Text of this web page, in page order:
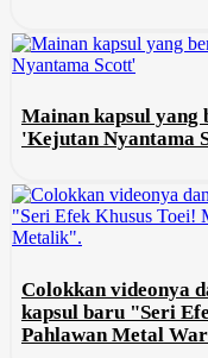
Mainan kapsul yang
'Kejutan Nyantama
Colokkan videonya
kapsul baru "Seri
Pahlawan Metal